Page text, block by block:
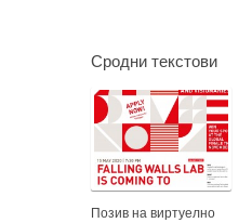
Сродни текстови
Позив на виртуелно